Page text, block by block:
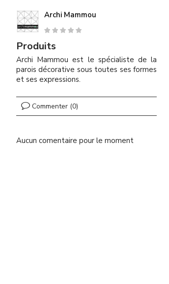
Archi Mammou
Produits
Archi Mammou est le spécialiste de la
parois décorative sous toutes ses formes
et ses expressions.
Commenter (0)
Aucun comentaire pour le moment